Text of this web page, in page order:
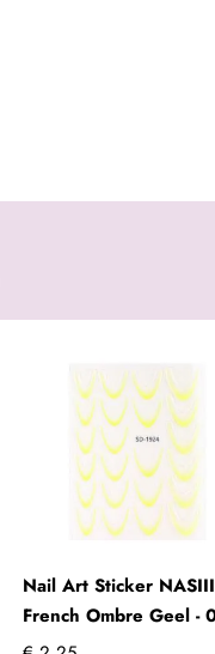
Nail Art Sticker
French Ombre Geel -